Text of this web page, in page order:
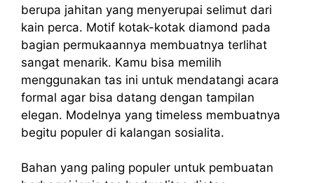
berupa jahitan yang menyerupai selimut dari
kain perca. Motif kotak-kotak diamond pada
bagian permukaannya membuatnya terlihat
sangat menarik. Kamu bisa memilih
menggunakan tas ini untuk mendatangi acara
formal agar bisa datang dengan tampilan
elegan. Modelnya yang timeless membuatnya
begitu populer di kalangan sosialita.
Bahan yang paling populer untuk pembuatan